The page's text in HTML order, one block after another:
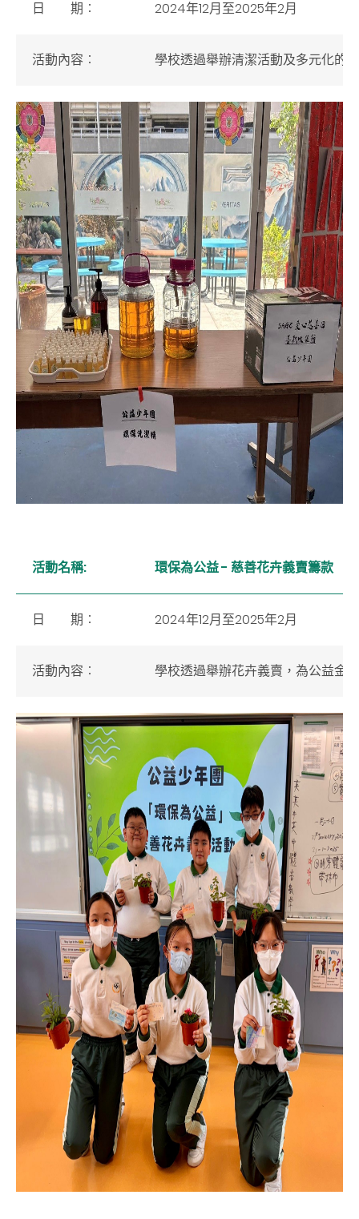
日 期︰ 2024年12月至2025年2月
活動內容︰ 學校透過舉辦清潔活動及多元化的
活動名稱: 環保為公益 - 慈善花卉義賣籌款
日 期︰ 2024年12月至2025年2月
活動內容︰ 學校透過舉辦花卉義賣，為公益金